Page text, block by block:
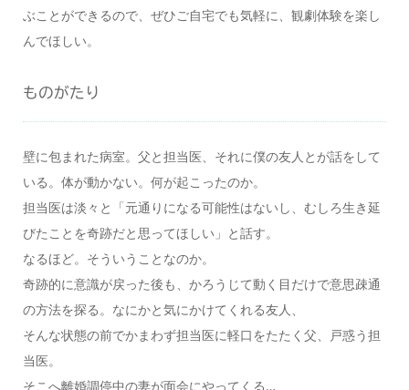
ぶことができるので、ぜひご自宅でも気軽に、観劇体験を楽し
んでほしい。
ものがたり
壁に包まれた病室。父と担当医、それに僕の友人とが話をして
いる。体が動かない。何が起こったのか。
担当医は淡々と「元通りになる可能性はないし、むしろ生き延
びたことを奇跡だと思ってほしい」と話す。
なるほど。そういうことなのか。
奇跡的に意識が戻った後も、かろうじて動く目だけで意思疎通
の方法を探る。なにかと気にかけてくれる友人、
そんな状態の前でかまわず担当医に軽口をたたく父、戸惑う担
当医。
そこへ離婚調停中の妻が面会にやってくる…